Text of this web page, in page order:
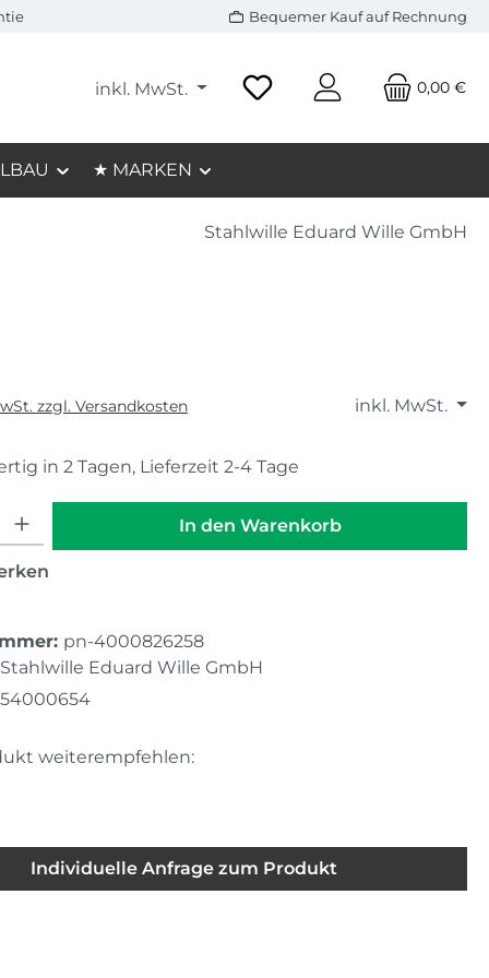
Bequemer Kauf auf Rechnung
inkl. MwSt. 0,00 €
★ MARKEN
Stahlwille Eduard Wille GmbH
inkl. MwSt.
zzgl. Versandkosten
in 2 Tagen, Lieferzeit 2-4 Tage
Gib den gewünschten Wert ein oder benutze die
In den Warenkorb
pn-4000826258
Stahlwille Eduard Wille GmbH
weiterempfehlen:
Individuelle Anfrage zum Produkt